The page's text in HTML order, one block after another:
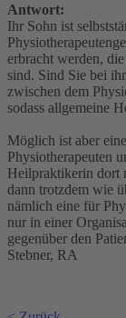
Antwort:
Ihr Sohn ist
erbracht werden,
sind. Sind Sie bei
zwischen dem
sodass allgemeine
Möglich ist aber
Physiotherapeuten
Heilpraktikerin dort
dann trotzdem wie
nämlich eine für
nur in einer
gegenüber den
Stebner, RA